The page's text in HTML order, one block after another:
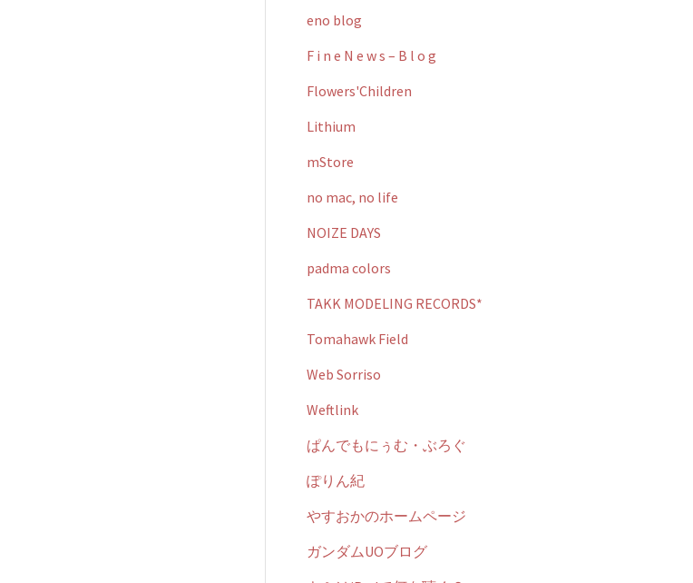
eno blog
F i n e N e w s – B l o g
Flowers'Children
Lithium
mStore
no mac, no life
NOIZE DAYS
padma colors
TAKK MODELING RECORDS*
Tomahawk Field
Web Sorriso
Weftlink
ぱんでもにぅむ・ぶろぐ
ぽりん紀
やすおかのホームページ
ガンダムUOブログ